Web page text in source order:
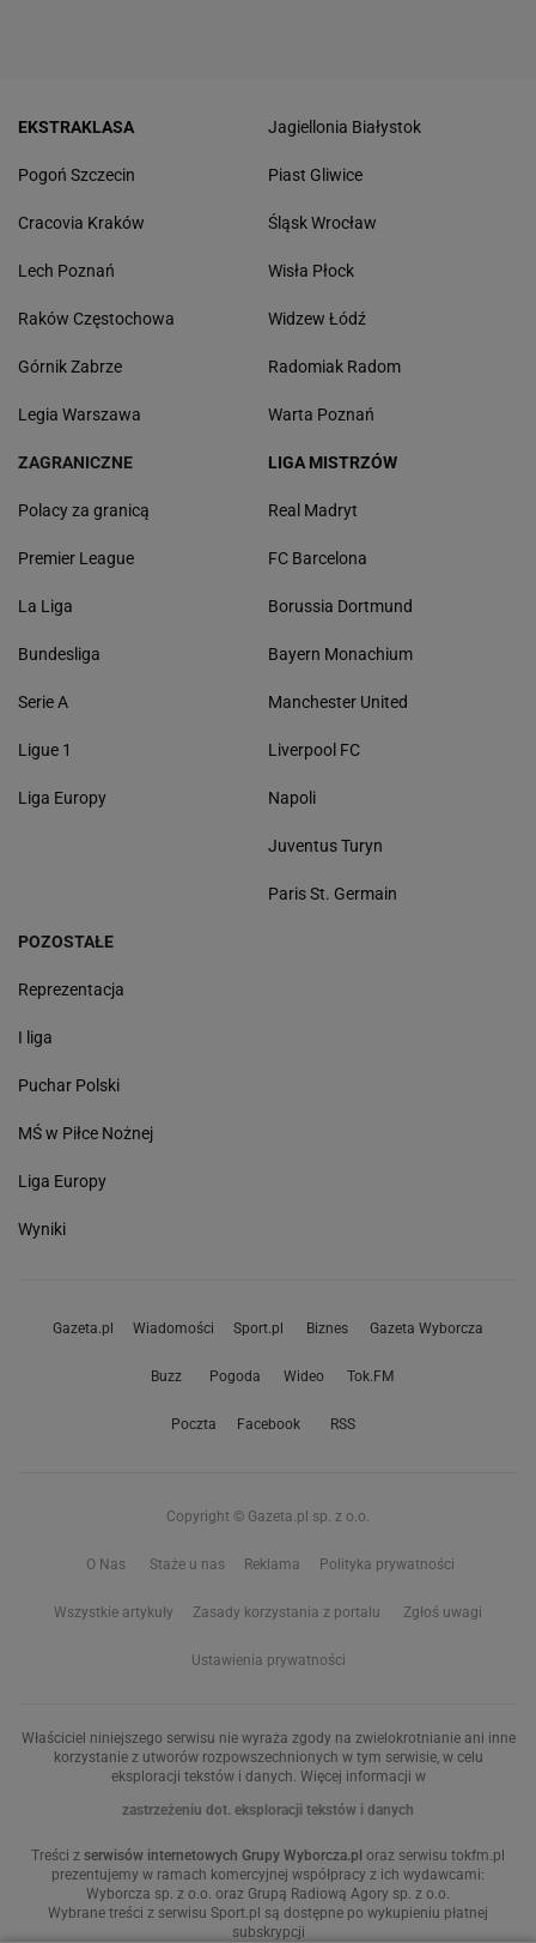
EKSTRAKLASA
Pogoń Szczecin
Cracovia Kraków
Lech Poznań
Raków Częstochowa
Górnik Zabrze
Legia Warszawa
Jagiellonia Białystok
Piast Gliwice
Śląsk Wrocław
Wisła Płock
Widzew Łódź
Radomiak Radom
Warta Poznań
ZAGRANICZNE
Polacy za granicą
Premier League
La Liga
Bundesliga
Serie A
Ligue 1
Liga Europy
LIGA MISTRZÓW
Real Madryt
FC Barcelona
Borussia Dortmund
Bayern Monachium
Manchester United
Liverpool FC
Napoli
Juventus Turyn
Paris St. Germain
POZOSTAŁE
Reprezentacja
I liga
Puchar Polski
MŚ w Piłce Nożnej
Liga Europy
Wyniki
Gazeta.pl Wiadomości Sport.pl Biznes Gazeta Wyborcza
Buzz Pogoda Wideo Tok.FM
Poczta Facebook RSS
Copyright © Gazeta.pl sp. z o.o.
O Nas Staże u nas Reklama Polityka prywatności
Wszystkie artykuły Zasady korzystania z portalu Zgłoś uwagi
Ustawienia prywatności
Właściciel niniejszego serwisu nie wyraża zgody na zwielokrotnianie ani inne
korzystanie z utworów rozpowszechnionych w tym serwisie, w celu
eksploracji tekstów i danych. Więcej informacji w
zastrzeżeniu dot. eksploracji tekstów i danych
Treści z serwisów internetowych Grupy Wyborcza.pl oraz serwisu tokfm.pl
prezentujemy w ramach komercyjnej współpracy z ich wydawcami:
Wyborcza sp. z o.o. oraz Grupą Radiową Agory sp. z o.o.
Wybrane treści z serwisu Sport.pl są dostępne po wykupieniu płatnej
subskrypcji